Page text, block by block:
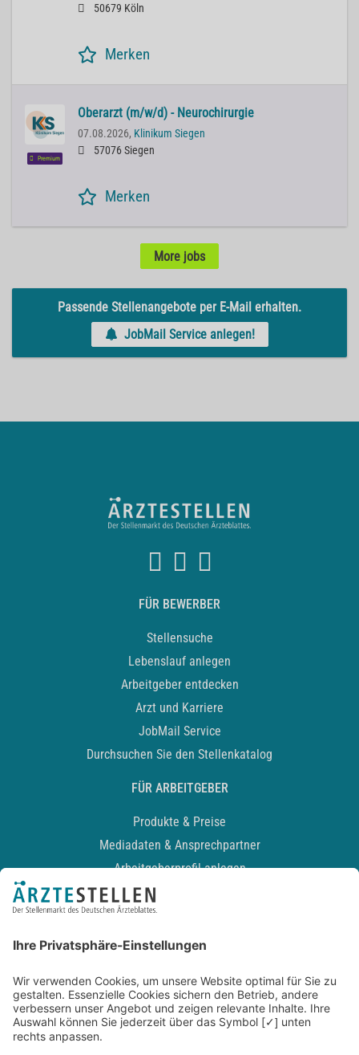
50679 Köln
Merken
Premium
Oberarzt (m/w/d) - Neurochirurgie
07.08.2026, Klinikum Siegen
57076 Siegen
Merken
More jobs
Passende Stellenangebote per E-Mail erhalten.
JobMail Service anlegen!
FÜR BEWERBER
Stellensuche
Lebenslauf anlegen
Arbeitgeber entdecken
Arzt und Karriere
JobMail Service
Durchsuchen Sie den Stellenkatalog
FÜR ARBEITGEBER
Produkte & Preise
Mediadaten & Ansprechpartner
Arbeitgeberprofil anlegen
Recruiting-Podcast
Kontakt
Datenschutz
Newsletter